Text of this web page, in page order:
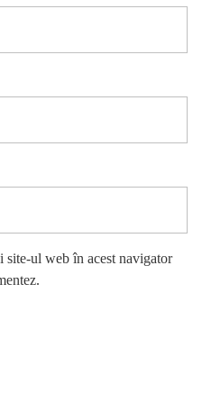
site-ul web în acest navigator